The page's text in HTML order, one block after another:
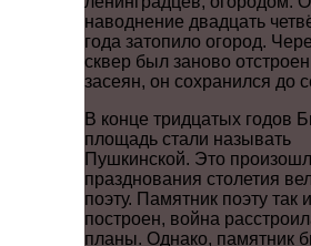
наводнение двадцать
года затопило огород.
сквер был заново
засеян, он сохранился до
В конце тридцатых годов
площадь стали называть
Пушкинской. Это
празднования столетия
поэту. Памятник поэту так
построен, война
планы. Однако, памятник